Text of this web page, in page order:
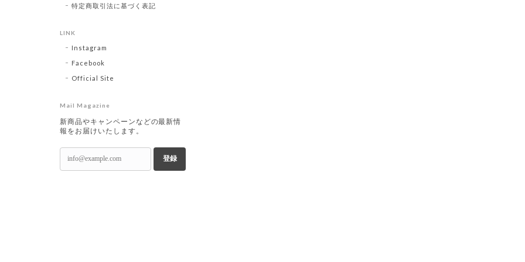
特定商取引法に基づく表記
LINK
Instagram
Facebook
Official Site
Mail Magazine
新商品やキャンペーンなどの最新情
報をお届けいたします。
登録